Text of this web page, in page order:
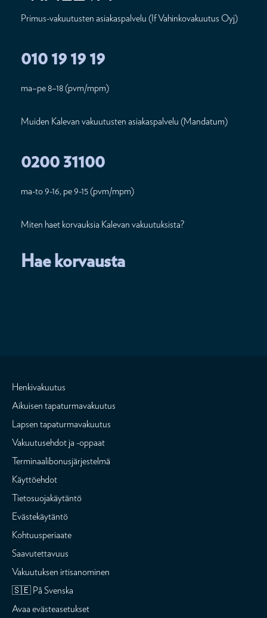
Primus-vakuutusten asiakaspalvelu (If Vahinkovakuutus Oyj)
010 19 19 19
ma–pe 8–18 (pvm/mpm)
Muiden Kalevan vakuutusten asiakaspalvelu (Mandatum)
0200 31100
ma-to 9-16, pe 9-15 (pvm/mpm)
Miten haet korvauksia Kalevan vakuutuksista?
Hae korvausta
Henkivakuutus
Aikuisen tapaturmavakuutus
Lapsen tapaturmavakuutus
Vakuutusehdot ja -oppaat
Terminaalibonusjärjestelmä
Käyttöehdot
Tietosuojakäytäntö
Evästekäytäntö
Kohtuusperiaate
Saavutettavuus
Vakuutuksen irtisanominen
🇸🇪 På Svenska
Avaa evästeasetukset